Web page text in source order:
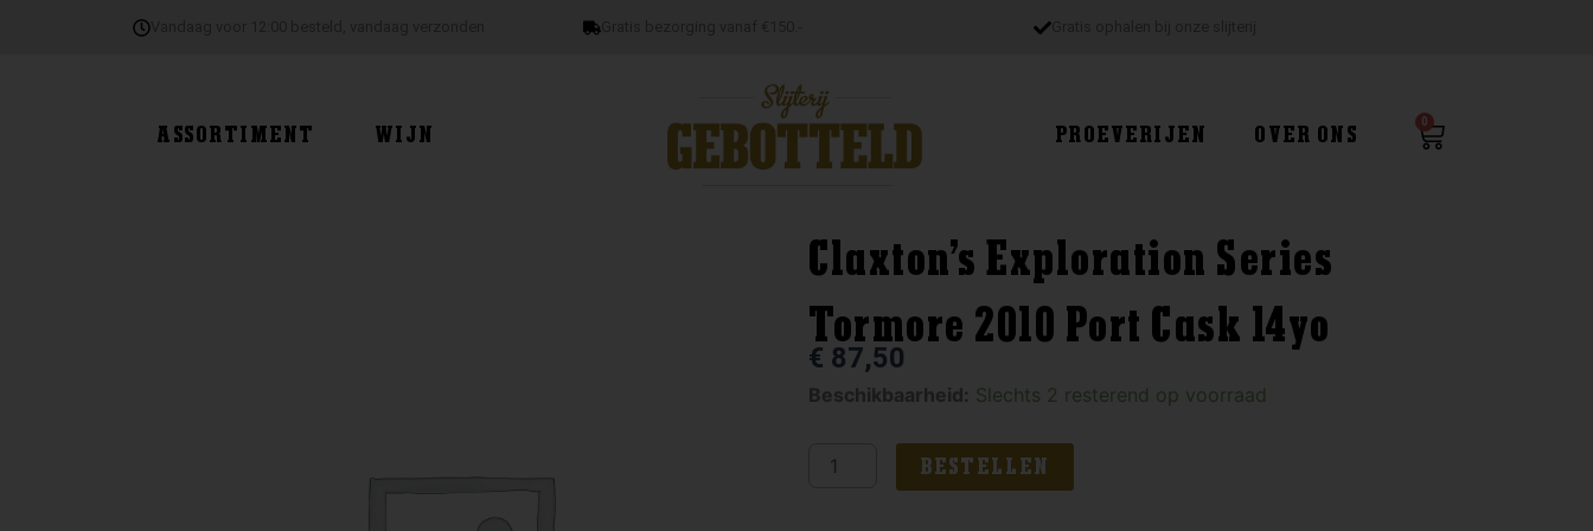
ASSORTIMENT WIJN PROEVERIJEN OVER ONS
0
Winkelwagen
Claxton’s Exploration Series
Tormore 2010 Port Cask 14yo
€ 87,50
Beschikbaarheid: Slechts 2 resterend op voorraad
Claxton's
Series
BESTELLEN